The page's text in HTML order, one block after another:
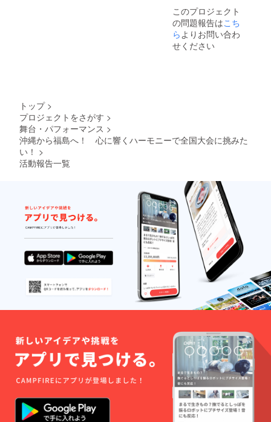
画の限
定URL
をお届
けしま
す
このプロジェクト
の問題報告はこち
らよりお問い合わ
せください
トップ >
プロジェクトをさがす >
舞台・パフォーマンス >
沖縄から福島へ！ 心に響くハーモニーで全国大会に挑みた
い！ >
活動報告一覧